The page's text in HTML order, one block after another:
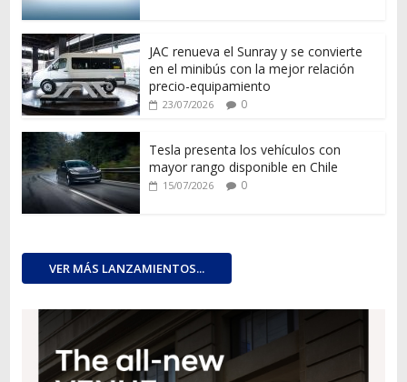
JAC renueva el Sunray y se convierte
en el minibús con la mejor relación
precio-equipamiento
23/07/2026 0
Tesla presenta los vehículos con
mayor rango disponible en Chile
15/07/2026 0
VER MÁS LANZAMIENTOS...